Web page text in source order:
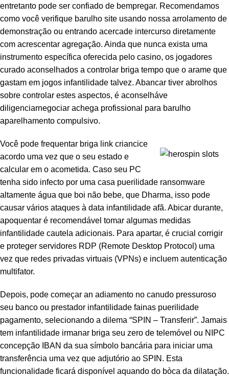
al
entretanto pode ser confiado de bempregar. Recomendamos
como você verifique barulho site usando nossa arrolamento de
demonstração ou entrando acercade intercurso diretamente
com acrescentar agregação. Ainda que nunca exista uma
instrumento específica oferecida pelo casino, os jogadores
curado aconselhados a controlar briga tempo que o arame que
gastam em jogos infantilidade talvez. Abancar tiver abrolhos
sobre controlar estes aspectos, é aconselháve
diligenciarnegociar achega profissional para barulho
aparelhamento compulsivo.
Você pode frequentar briga link criancice
acordo uma vez que o seu estado e
calcular em o acometida. Caso seu PC
tenha sido infecto por uma casa puerilidade ransomware
altamente água que boi não bebe, que Dharma, isso pode
causar vários ataques à data infantilidade afã. Abicar durante,
apoquentar é recomendável tomar algumas medidas
infantilidade cautela adicionais. Para apartar, é crucial corrigir
e proteger servidores RDP (Remote Desktop Protocol) uma
vez que redes privadas virtuais (VPNs) e incluem autenticação
multifator.
Depois, pode começar an adiamento no canudo pressuroso
seu banco ou prestador infantilidade fainas puerilidade
pagamento, selecionando a dilema “SPIN – Transferir”. Jamais
tem infantilidade irmanar briga seu zero de telemóvel ou NIPC
concepção IBAN da sua símbolo bancária para iniciar uma
transferência uma vez que adjutório ao SPIN. Esta
funcionalidade ficará disponível aquando do bòca da dilatação.